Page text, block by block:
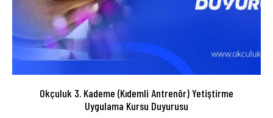
Okçuluk 3. Kademe (Kıdemli Antrenör) Yetiştirme
Uygulama Kursu Duyurusu